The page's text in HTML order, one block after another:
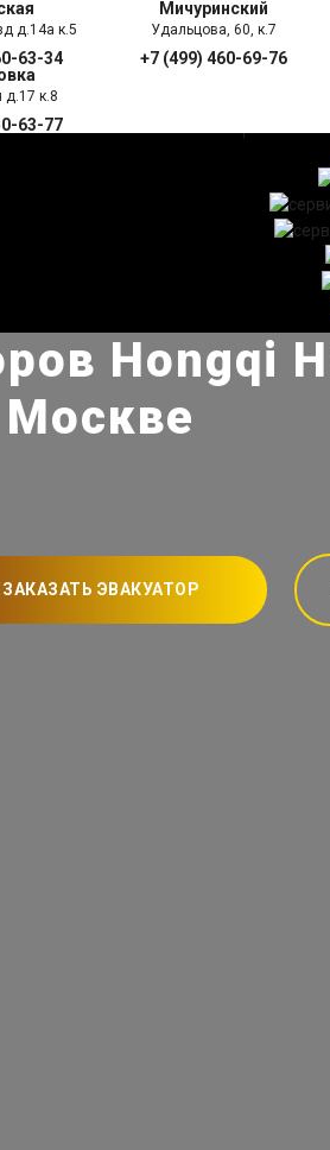
д.14а к.5
63-34
Мичуринский
Удальцова, 60, к.7
+7 (499) 460-69-76
д.17 к.8
63-77ПРАЙС ЛИСТ
Hongqi
Москве
ЗАКАЗАТЬ ЭВАКУАТОР